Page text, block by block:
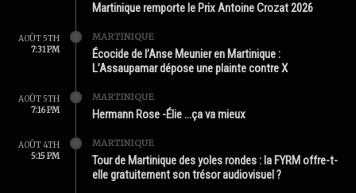
Martinique remporte le Prix Antoine Crozat 2026
AOÛT 5TH
7:31 PM
MARTINIQUE
Écocide de l’Anse Meunier en Martinique :
L’Assaupamar dépose une plainte contre X
AOÛT 5TH
7:16 PM
MARTINIQUE
Hermann Rose -Élie …ça va mieux
AOÛT 4TH
5:15 PM
MARTINIQUE
Tour de Martinique des yoles rondes : la FYRM offre-t-
elle gratuitement son trésor audiovisuel ?